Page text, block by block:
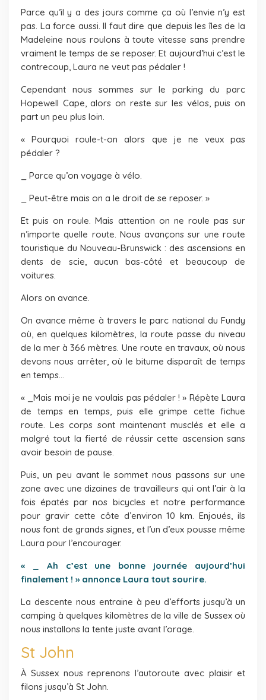
Parce qu’il y a des jours comme ça où l’envie n’y est
pas. La force aussi. Il faut dire que depuis les îles de la
Madeleine nous roulons à toute vitesse sans prendre
vraiment le temps de se reposer. Et aujourd’hui c’est le
contrecoup, Laura ne veut pas pédaler !
Cependant nous sommes sur le parking du parc
Hopewell Cape, alors on reste sur les vélos, puis on
part un peu plus loin.
« Pourquoi roule-t-on alors que je ne veux pas
pédaler ?
_ Parce qu’on voyage à vélo.
_ Peut-être mais on a le droit de se reposer. »
Et puis on roule. Mais attention on ne roule pas sur
n’importe quelle route. Nous avançons sur une route
touristique du Nouveau-Brunswick : des ascensions en
dents de scie, aucun bas-côté et beaucoup de
voitures.
Alors on avance.
On avance même à travers le parc national du Fundy
où, en quelques kilomètres, la route passe du niveau
de la mer à 366 mètres. Une route en travaux, où nous
devons nous arrêter, où le bitume disparaît de temps
en temps…
« _Mais moi je ne voulais pas pédaler ! » Répète Laura
de temps en temps, puis elle grimpe cette fichue
route. Les corps sont maintenant musclés et elle a
malgré tout la fierté de réussir cette ascension sans
avoir besoin de pause.
Puis, un peu avant le sommet nous passons sur une
zone avec une dizaines de travailleurs qui ont l’air à la
fois épatés par nos bicycles et notre performance
pour gravir cette côte d’environ 10 km. Enjoués, ils
nous font de grands signes, et l’un d’eux pousse même
Laura pour l’encourager.
« _ Ah c’est une bonne journée aujourd’hui
finalement ! » annonce Laura tout sourire.
La descente nous entraine à peu d’efforts jusqu’à un
camping à quelques kilomètres de la ville de Sussex où
nous installons la tente juste avant l’orage.
St John
À Sussex nous reprenons l’autoroute avec plaisir et
filons jusqu’à St John.